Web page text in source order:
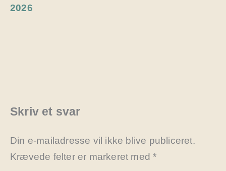
2026
Skriv et svar
Din e-mailadresse vil ikke blive publiceret.
Krævede felter er markeret med*